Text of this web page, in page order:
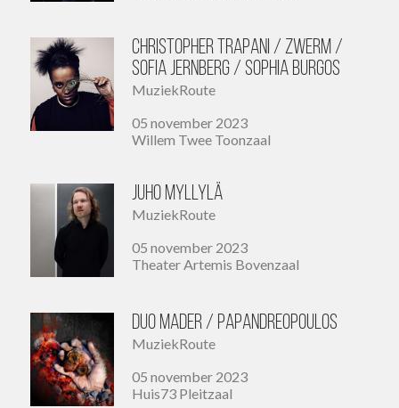
Christopher Trapani / Zwerm /
Sofia Jernberg / Sophia Burgos
MuziekRoute
05 november 2023
Willem Twee Toonzaal
Juho Myllylä
MuziekRoute
05 november 2023
Theater Artemis Bovenzaal
Duo Mader / Papandreopoulos
MuziekRoute
05 november 2023
Huis73 Pleitzaal